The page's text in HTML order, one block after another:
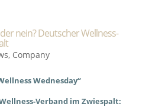
nein? Deutscher Wellness-
, Company
Wednesday“
Verband im Zwiespalt: